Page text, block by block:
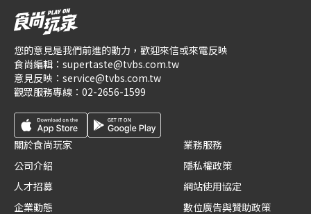
您的意見是我們前進的動力，歡迎來信或來電反映
食尚編輯： supertaste@tvbs.com.tw
意見反映： service@tvbs.com.tw
觀眾服務專線： 02-2656-1599
關於食尚玩家
公司介紹
人才招募
企業動態
業務服務
隱私權政策
網站使用協定
數位廣告與贊助政策